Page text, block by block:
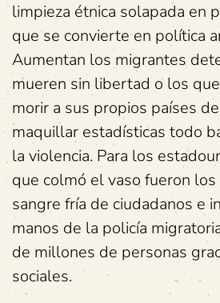
limpieza étnica solapada en
que se convierte en política
Aumentan los migrantes
mueren sin libertad o los
morir a sus propios países
maquillar estadísticas todo
la violencia. Para los
que colmó el vaso fueron los
sangre fría de ciudadanos e
manos de la policía
de millones de personas
sociales.